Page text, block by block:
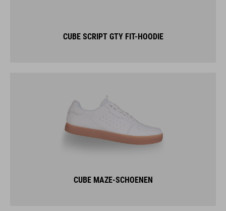
CUBE SCRIPT GTY FIT-HOODIE
CUBE MAZE-SCHOENEN